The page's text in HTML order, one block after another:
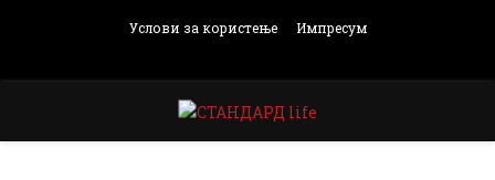
Услови за користење Импресум
PRIMARY